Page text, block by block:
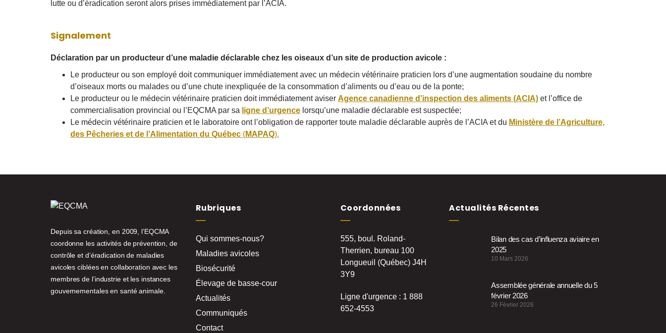
lutte ou d’éradication seront alors prises immédiatement par l’ACIA.
Signalement
Déclaration par un producteur d’une maladie déclarable chez les oiseaux d’un site de production avicole :
Le producteur ou son employé doit communiquer immédiatement avec un médecin vétérinaire praticien lors d’une augmentation soudaine du nombre
d’oiseaux morts ou malades ou d’une chute inexpliquée de la consommation d’aliments ou d’eau ou de la ponte;
Le producteur ou le médecin vétérinaire praticien doit immédiatement aviser Agence canadienne d’inspection des aliments (ACIA) et l’office de
commercialisation provincial ou l’EQCMA par sa ligne d’urgence lorsqu’une maladie déclarable est suspectée;
Le médecin vétérinaire praticien et le laboratoire ont l’obligation de rapporter toute maladie déclarable auprès de l’ACIA et du Ministère de l’Agriculture,
des Pêcheries et de l’Alimentation du Québec (MAPAQ).
Depuis sa création, en 2009, l’EQCMA
coordonne les activités de prévention, de
contrôle et d’éradication de maladies
avicoles ciblées en collaboration avec les
membres de l’industrie et les instances
gouvernementales en santé animale.
Rubriques
Qui sommes-nous?
Maladies avicoles
Biosécurité
Élevage de basse-cour
Actualités
Communiqués
Contact
Coordonnées
555, boul. Roland-
Therrien, bureau 100
Longueuil (Québec) J4H
3Y9
Ligne d'urgence : 1 888
652-4553
Actualités Récentes
Bilan des cas d’influenza aviaire en
2025
10 Mars 2026
Assemblée générale annuelle du 5
février 2026
26 Février 2026